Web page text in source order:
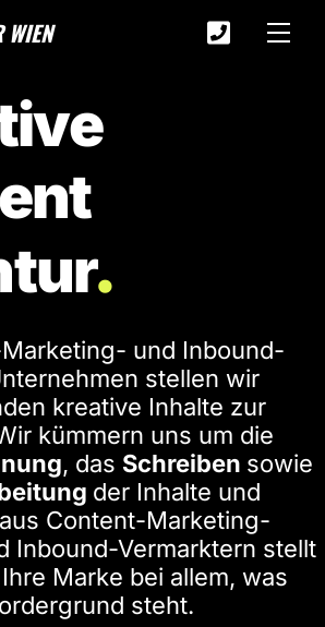
WIEN
Icon
.
und Inbound-
stellen wir
kreative Inhalte zur
kümmern uns um die
, das Schreiben sowie
der Inhalte und
Content-Marketing-
Inbound-Vermarktern stellt
Marke bei allem, was
steht.